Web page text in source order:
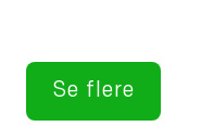
Se flere